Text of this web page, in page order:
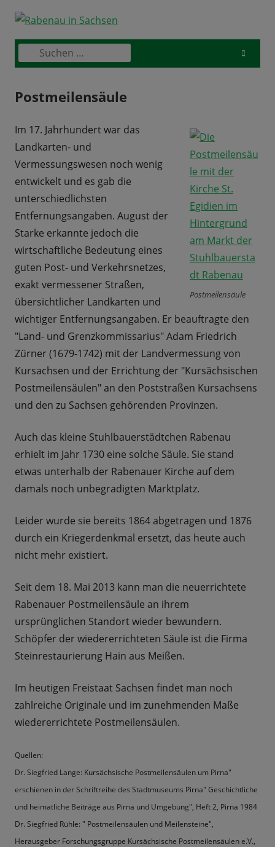
Skip
contentPrimary
Suchen
nach:
Postmeilensäule
Postmeilensäule
Im 17. Jahrhundert war das
Landkarten- und
Vermessungswesen noch wenig
entwickelt und es gab die
unterschiedlichsten
Entfernungsangaben. August der
Starke erkannte jedoch die
wirtschaftliche Bedeutung eines
guten Post- und Verkehrsnetzes,
exakt vermessener Straßen,
übersichtlicher Landkarten und
wichtiger Entfernungsangaben. Er beauftragte den
"Land- und Grenzkommissarius" Adam Friedrich
Zürner (1679-1742) mit der Landvermessung von
Kursachsen und der Errichtung der "Kursächsischen
Postmeilensäulen" an den Poststraßen Kursachsens
und den zu Sachsen gehörenden Provinzen.
Auch das kleine Stuhlbauerstädtchen Rabenau
erhielt im Jahr 1730 eine solche Säule. Sie stand
etwas unterhalb der Rabenauer Kirche auf dem
damals noch unbegradigten Marktplatz.
Leider wurde sie bereits 1864 abgetragen und 1876
durch ein Kriegerdenkmal ersetzt, das heute auch
nicht mehr existiert.
Seit dem 18. Mai 2013 kann man die neuerrichtete
Rabenauer Postmeilensäule an ihrem
ursprünglichen Standort wieder bewundern.
Schöpfer der wiedererrichteten Säule ist die Firma
Steinrestaurierung Hain aus Meißen.
Im heutigen Freistaat Sachsen findet man noch
zahlreiche Originale und im zunehmenden Maße
wiedererrichtete Postmeilensäulen.
Quellen:
Dr. Siegfried Lange: Kursächsische Postmeilensäulen um Pirna"
erschienen in der Schriftreihe des Stadtmuseums Pirna" Geschichtliche
und heimatliche Beiträge aus Pirna und Umgebung", Heft 2, Pirna 1984
Dr. Siegfried Rühle: " Postmeilensäulen und Meilensteine",
Herausgeber Forschungsgruppe Kursächsische Postmeilensäulen e.V.,